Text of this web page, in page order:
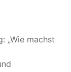
„Wie machst